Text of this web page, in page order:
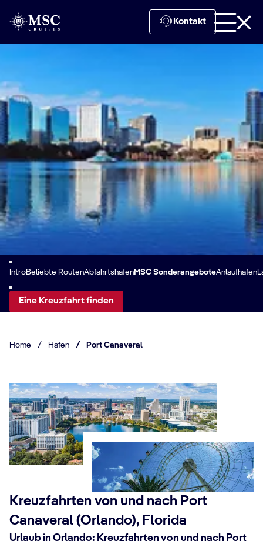
Kontakt
IntroBeliebte RoutenAbfahrtshafenMSC SonderangeboteAnlaufhafen
Eine Kreuzfahrt finden
Home / Hafen / Port Canaveral
Kreuzfahrten von und nach Port
Canaveral (Orlando), Florida
Urlaub in Orlando: Kreuzfahrten von und nach Port